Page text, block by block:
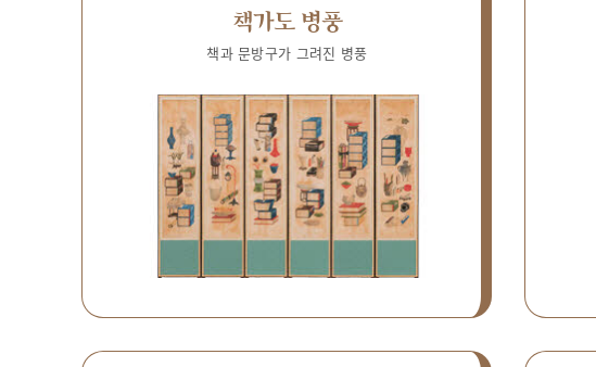
책가도 병풍
책과 문방구가 그려진 병풍